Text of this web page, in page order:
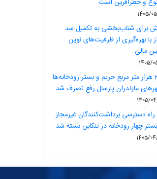
و خطرآفرین است
1405/
برای شتاب‌بخشی به تکمیل سد
با بهره‌گیری از ظرفیت‌های نوین
مالی
1405/
260 هزار متر مربع حریم و بستر رودخانه‌ها
مازندران پارسال رفع تصرف شد
1405/
27 راه دسترسی برداشت‌کنندگان غیرمجاز
چهار رودخانه در تنکابن بسته شد
1405/